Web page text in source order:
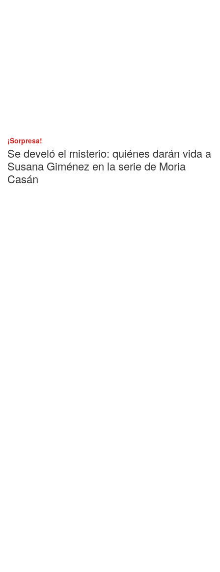
¡Sorpresa!
Se develó el misterio: quiénes darán vida a
Susana Giménez en la serie de Moria
Casán